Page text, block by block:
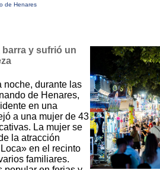
de Henares
barra y sufrió un
noche, durante las
de Henares,
en una
a una mujer de 43
La mujer se
la atracción
en el recinto
familiares.